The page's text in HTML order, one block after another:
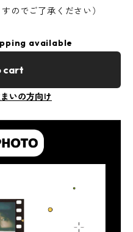
のでご了承ください）
available
cart
いの方向け